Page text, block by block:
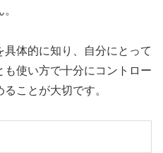
体的に知り、自分にとって
使い方で十分にコントロー
ことが大切です。